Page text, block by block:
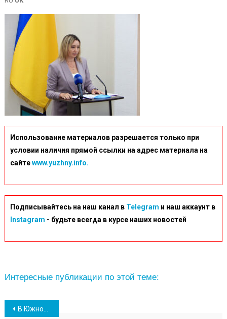
Использование материалов разрешается только при
условии наличия прямой ссылки на адрес материала на
сайтеwww.yuzhny.info.
Подписывайтесь на наш канал в Telegram и наш аккаунт в
Instagram - будьте всегда в курсе наших новостей
Интересные публикации по этой теме:
Навігація
В Южном разрабатывают Стратегию развития ОТГ: жители назвали главные проблемы громады